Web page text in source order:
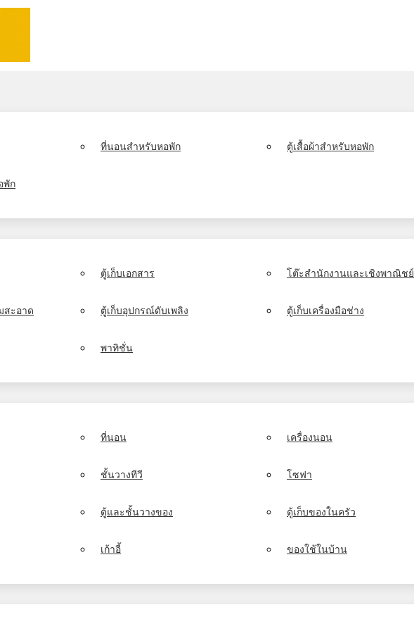
ที่นอนสำหรับหอพัก ตู้เสื้อผ้าสำหรับหอพัก
พัก
ตู้เก็บเอกสาร โต๊ะสำนักงานและเชิงพาณิชย์
สะอาด ตู้เก็บอุปกรณ์ดับเพลิง ตู้เก็บเครื่องมือช่าง
พาทิชั่น
ที่นอน เครื่องนอน
ชั้นวางทีวี โซฟา
ตู้และชั้นวางของ ตู้เก็บของในครัว
เก้าอี้ ของใช้ในบ้าน